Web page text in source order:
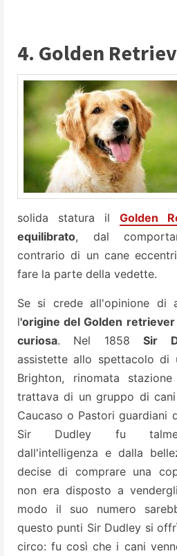
4. Golden
solida statura il Golden
equilibrato, dal
contrario di un cane
fare la parte della vedette.
Se si crede all'opinione di
l'origine del Golden
curiosa. Nel 1858Sir
assistette allo spettacolo di
Brighton, rinomata stazione
trattava di un gruppo di
Caucaso o Pastori guardiani
Sir Dudley fu
dall'intelligenza e dalla
decisedi comprare una
non era disposto a
modo il suo numero
questo punti Sir Dudley si
circo: fu così che i cani